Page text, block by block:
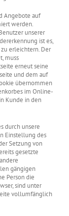
Angebote auf
werden.
unserer
ist es,
erleichtern. Der
muss
erneut seine
und dem auf
übernommen
im Online-
Kunde in den
durch unsere
Einstellung des
Setzung von
gesetzte
gängigen
Person die
sind unter
vollumfänglich